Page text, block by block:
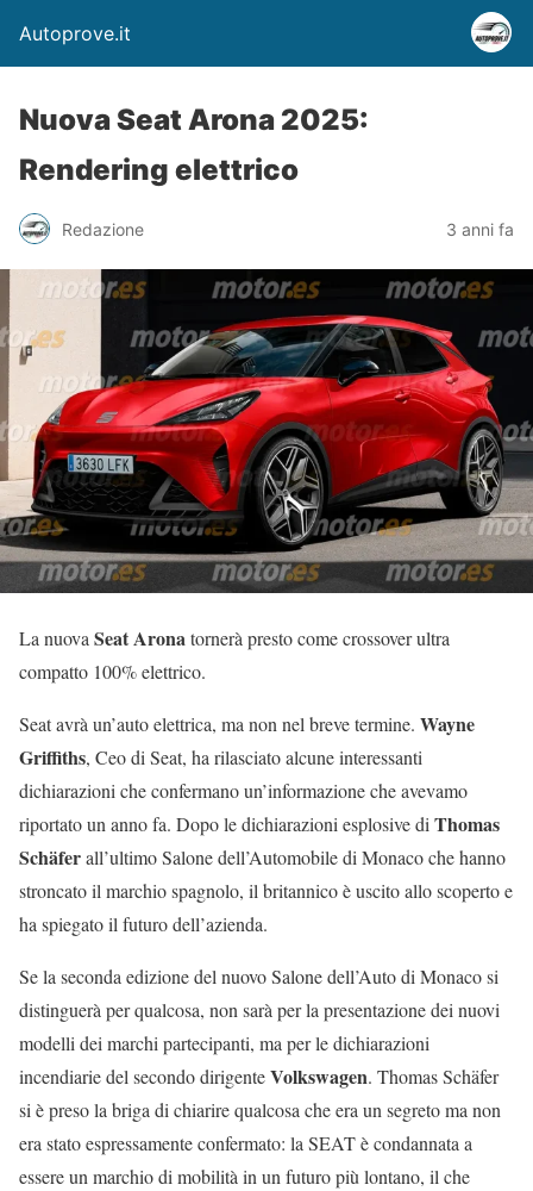
Autoprove.it
Nuova Seat Arona 2025:
Rendering elettrico
Redazione 3 anni fa
La nuovaSeat Aronatornerà presto come crossover ultra
compatto 100% elettrico.
Seat avrà un’auto elettrica, ma non nel breve termine. Wayne
Griffiths, Ceo di Seat, ha rilasciato alcune interessanti
dichiarazioni che confermano un’informazione che avevamo
riportato un anno fa. Dopo le dichiarazioni esplosive diThomas
Schäferall’ultimo Salone dell’Automobile di Monaco che hanno
stroncato il marchio spagnolo, il britannico è uscito allo scoperto e
ha spiegato il futuro dell’azienda.
Se la seconda edizione del nuovo Salone dell’Auto di Monaco si
distinguerà per qualcosa, non sarà per la presentazione dei nuovi
modelli dei marchi partecipanti, ma per le dichiarazioni
incendiarie del secondo dirigenteVolkswagen. Thomas Schäfer
si è preso la briga di chiarire qualcosa che era un segreto ma non
era stato espressamente confermato: la SEAT è condannata a
essere un marchio di mobilità in un futuro più lontano, il che